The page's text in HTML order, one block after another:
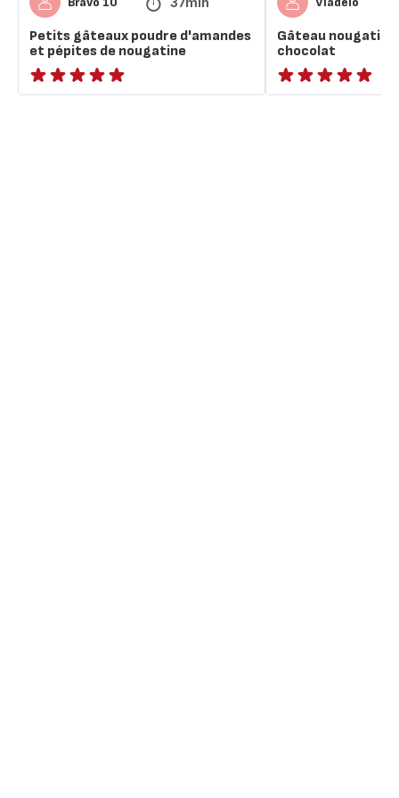
Petits gâteaux poudre d'amandes
et pépites de nougatine
ratings.NaN
Gâteau
chocolat
Avis